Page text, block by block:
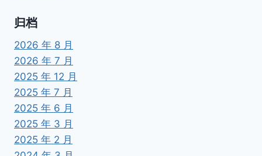
归档
2026 年 8 月
2026 年 7 月
2025 年 12 月
2025 年 7 月
2025 年 6 月
2025 年 3 月
2025 年 2 月